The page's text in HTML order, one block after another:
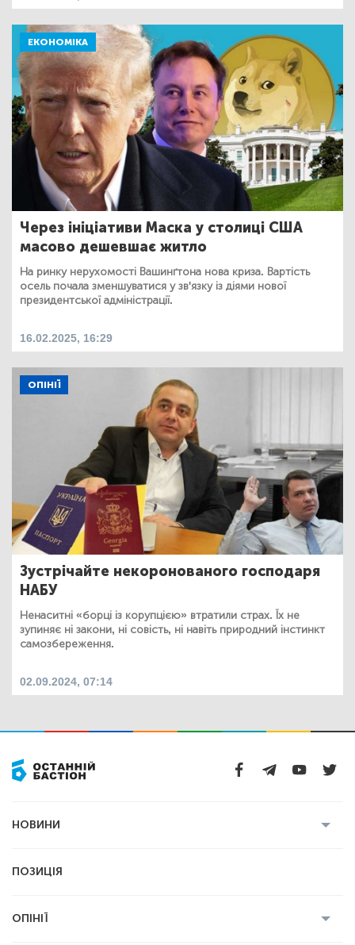
ЕКОНОМІКА
Через ініціативи Маска у столиці США
масово дешевшає житло
На ринку нерухомості Вашинґтона нова криза. Вартість
осель почала зменшуватися у зв'язку із діями нової
президентської адміністрації.
16.02.2025, 16:29
ОПІНІЇ
Зустрічайте некоронованого господаря
НАБУ
Ненаситні «борці із корупцією» втратили страх. Їх не
зупиняє ні закони, ні совість, ні навіть природний інстинкт
самозбереження.
02.09.2024, 07:14
НОВИНИ
Економіка
ПОЗИЦІЯ
ОПІНІЇ